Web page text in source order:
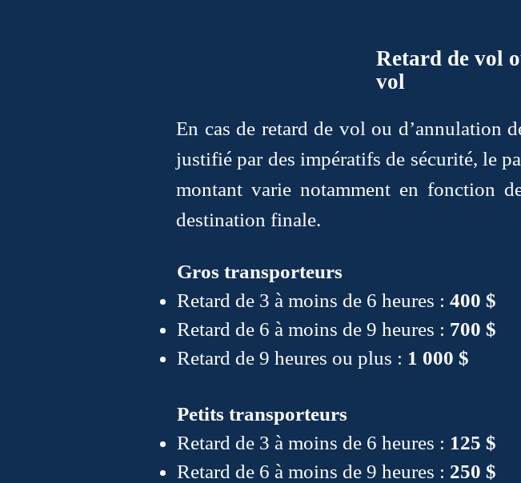
Retard de vol
vol
En cas de retard de vol ou d’annulation
justifié par des impératifs de sécurité, le
montant varie notamment en fonction
destination finale.
Gros transporteurs
Retard de 3 à moins de 6 heures : 400 $
Retard de 6 à moins de 9 heures : 700 $
Retard de 9 heures ou plus : 1 000 $
Petits transporteurs
Retard de 3 à moins de 6 heures : 125 $
Retard de 6 à moins de 9 heures : 250 $